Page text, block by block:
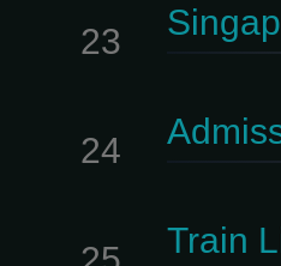
23
24
Train